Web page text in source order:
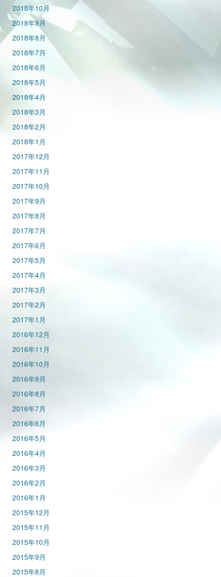
2018年10月
2018年9月
2018年8月
2018年7月
2018年6月
2018年5月
2018年4月
2018年3月
2018年2月
2018年1月
2017年12月
2017年11月
2017年10月
2017年9月
2017年8月
2017年7月
2017年6月
2017年5月
2017年4月
2017年3月
2017年2月
2017年1月
2016年12月
2016年11月
2016年10月
2016年9月
2016年8月
2016年7月
2016年6月
2016年5月
2016年4月
2016年3月
2016年2月
2016年1月
2015年12月
2015年11月
2015年10月
2015年9月
2015年8月